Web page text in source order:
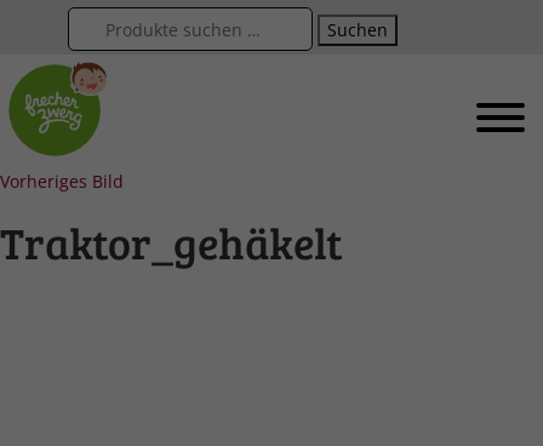
Suchen
Vorheriges Bild
Traktor_gehäkelt